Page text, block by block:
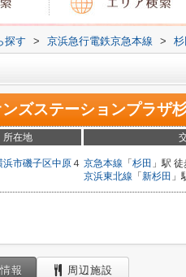
探す > 京浜急行電鉄京急本線 > 杉
ズステーションプラザ
所在地
浜市磯子区中原４ 京急本線 「 杉田 」駅
京浜東北線 「 新杉田 」
報 周辺施設